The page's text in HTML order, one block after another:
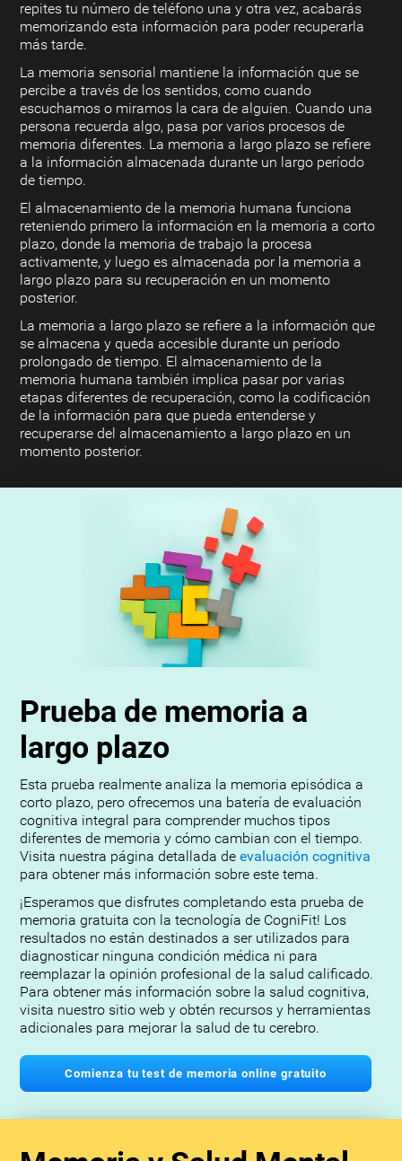
repites tu número de teléfono una y otra vez, acabarás
memorizando esta información para poder recuperarla
más tarde.
La memoria sensorial mantiene la información que se
percibe a través de los sentidos, como cuando
escuchamos o miramos la cara de alguien. Cuando una
persona recuerda algo, pasa por varios procesos de
memoria diferentes. La memoria a largo plazo se refiere
a la información almacenada durante un largo período
de tiempo.
El almacenamiento de la memoria humana funciona
reteniendo primero la información en la memoria a corto
plazo, donde la memoria de trabajo la procesa
activamente, y luego es almacenada por la memoria a
largo plazo para su recuperación en un momento
posterior.
La memoria a largo plazo se refiere a la información que
se almacena y queda accesible durante un período
prolongado de tiempo. El almacenamiento de la
memoria humana también implica pasar por varias
etapas diferentes de recuperación, como la codificación
de la información para que pueda entenderse y
recuperarse del almacenamiento a largo plazo en un
momento posterior.
Prueba de memoria a
largo plazo
Esta prueba realmente analiza la memoria episódica a
corto plazo, pero ofrecemos una batería de evaluación
cognitiva integral para comprender muchos tipos
diferentes de memoria y cómo cambian con el tiempo.
Visita nuestra página detallada deevaluación cognitiva
para obtener más información sobre este tema.
¡Esperamos que disfrutes completando esta prueba de
memoria gratuita con la tecnología de CogniFit! Los
resultados no están destinados a ser utilizados para
diagnosticar ninguna condición médica ni para
reemplazar la opinión profesional de la salud calificado.
Para obtener más información sobre la salud cognitiva,
visita nuestro sitio web y obtén recursos y herramientas
adicionales para mejorar la salud de tu cerebro.
Comienza tu test de memoria online gratuito